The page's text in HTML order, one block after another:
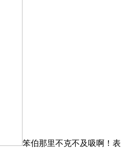
笨伯那里不克不及吸啊！表